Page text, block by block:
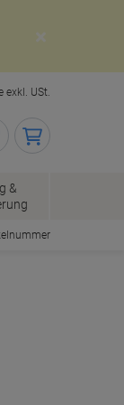
exkl. USt.
&